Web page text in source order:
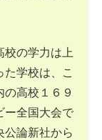
校の学力は上
学校は、こ
高校１６９
ー全国大会で
公論新社から